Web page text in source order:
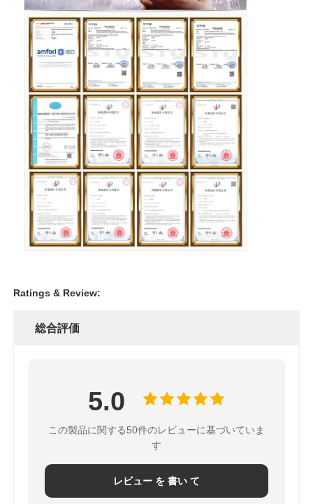
Ratings & Review:
総合評価
5.0
この製品に関する50件のレビューに基づいていま
す
レビュー を 書い て